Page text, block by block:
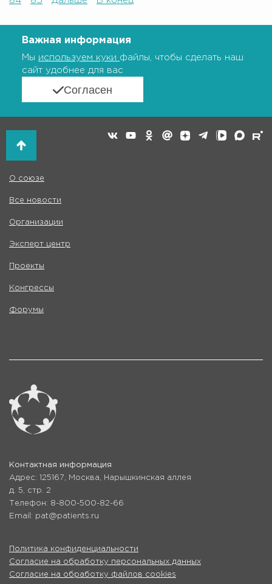
Важная информация
Мы используем куки файлы, чтобы сделать наш
сайт удобнее для вас
Согласен
О союзе
Все новости
Организации
Эксперт центр
Проекты
Конгрессы
Форумы
Контактная информация
Адрес: 125167, Москва, Нарышкинская аллея
д. 5, стр. 2
Телефон: 8-800-500-82-66
Email: pat@patients.ru
Политика конфиденциальности
Согласие на обработку персональных данных
Согласие на обработку файлов cookies